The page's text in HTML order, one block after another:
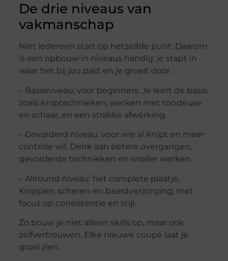
De drie niveaus van
vakmanschap
Niet iedereen start op hetzelfde punt. Daarom
is een opbouw in niveaus handig: je stapt in
waar het bij jou past en je groeit door.
– Basisniveau: voor beginners. Je leert de basis,
zoals kniptechnieken, werken met tondeuse
en schaar, en een strakke afwerking.
– Gevorderd niveau: voor wie al knipt en meer
controle wil. Denk aan betere overgangen,
gevorderde technieken en sneller werken.
– Allround niveau: het complete plaatje.
Knippen, scheren en baardverzorging, met
focus op consistentie en stijl.
Zo bouw je niet alleen skills op, maar ook
zelfvertrouwen. Elke nieuwe coupe laat je
groei zien.